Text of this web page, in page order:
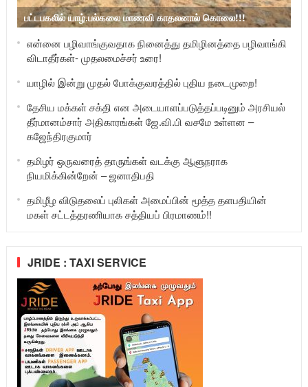
பட்டபகலில் யாழ்.பல்கலை மாணவி காதலனால் கொலை!!!
என்னை பழிவாங்குவதாக நினைத்து தமிழினத்தை பழிவாங்கி
விடாதீர்கள்- முதலமைச்சர் உரை!
யாழில் இன்று முதல் போக்குவரத்தில் புதிய நடைமுறை!
தேசிய மக்கள் சக்தி என அடையாளப்படுத்தப்படினும் அரசியல்
தீர்மானம்சார் அதிகாரங்கள் ஜே.வி.பி வசமே உள்ளன –
கஜேந்திரகுமார்
தமிழர் ஒருவரைத் தாருங்கள் வடக்கு ஆளுநராக
நியமிக்கின்றேன் – ஜனாதிபதி
தமிழீழ விடுதலைப் புலிகள் அமைப்பின் மூத்த தளபதியின்
மகள் சட்டத்தரணியாக சத்தியப் பிரமாணம்!!
JRIDE : TAXI SERVICE